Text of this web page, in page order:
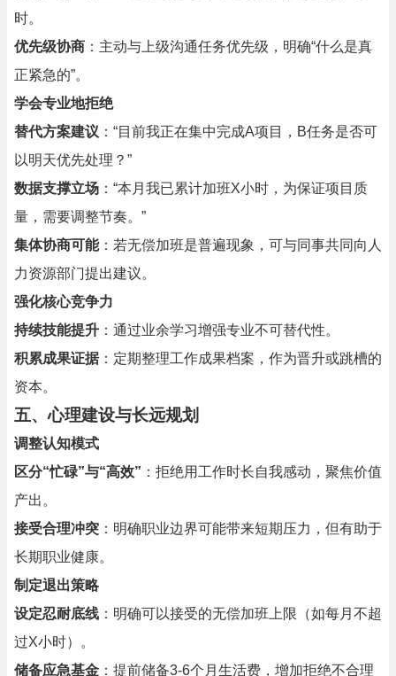
时。
优先级协商 ：主动与上级沟通任务优先级，明确“什么是真
正紧急的”。
学会专业地拒绝
替代方案建议 ：“目前我正在集中完成A项目，B任务是否可
以明天优先处理？”
数据支撑立场 ：“本月我已累计加班X小时，为保证项目质
量，需要调整节奏。”
集体协商可能：若无偿加班是普遍现象，可与同事共同向人
力资源部门提出建议。
强化核心竞争力
持续技能提升 ：通过业余学习增强专业不可替代性。
积累成果证据：定期整理工作成果档案，作为晋升或跳槽的
资本。
五、心理建设与长远规划
调整认知模式
区分“忙碌”与“高效” ：拒绝用工作时长自我感动，聚焦价值
产出。
接受合理冲突 ：明确职业边界可能带来短期压力，但有助于
长期职业健康。
制定退出策略
设定忍耐底线 ：明确可以接受的无偿加班上限（如每月不超
过X小时）。
储备应急基金 ：提前储备3-6个月生活费，增加拒绝不合理